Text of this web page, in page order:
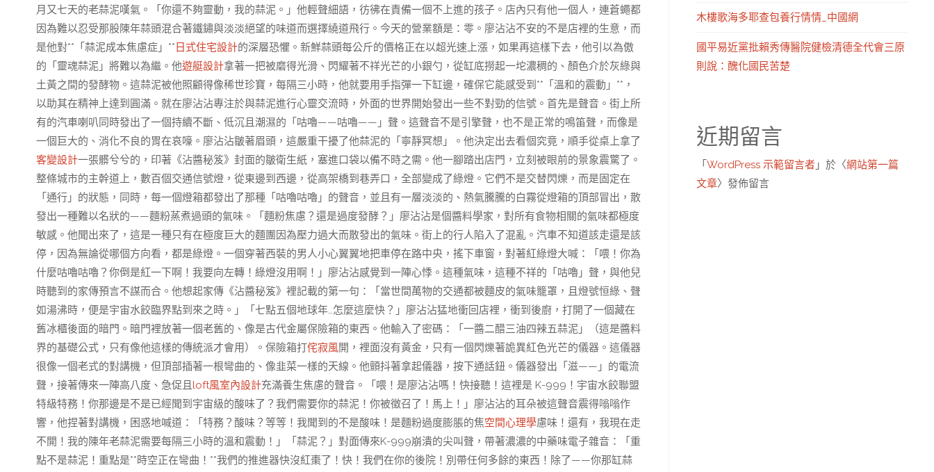
月又七天的老蒜泥嘆氣。「你還不夠靈動，我的蒜泥。」他輕聲細語，彷彿在責備一個不上進的孩子。店內只有他一個人，連蒼蠅都
因為難以忍受那股陳年蒜頭混合著鐵鏽與淡淡絕望的味道而選擇繞道飛行。今天的營業額是：零。廖沾沾不安的不是店裡的生意，而
是他對**「蒜泥成本焦慮症」** 日式住宅設計的深層恐懼。新鮮蒜頭每公斤的價格正在以超光速上漲，如果再這樣下去，他引以為傲
的「靈魂蒜泥」將難以為繼。他遊艇設計拿著一把被磨得光滑、閃耀著不祥光芒的小銀勺，從缸底撈起一坨濃稠的、顏色介於灰綠與
土黃之間的發酵物。這蒜泥被他照顧得像稀世珍寶，每隔三小時，他就要用手指彈一下缸邊，確保它能感受到**「溫和的震動」**，
以助其在精神上達到圓滿。就在廖沾沾專注於與蒜泥進行心靈交流時，外面的世界開始發出一些不對勁的信號。首先是聲音。街上所
有的汽車喇叭同時發出了一個持續不斷、低沉且潮濕的「咕嚕——咕嚕——」聲。這聲音不是引擎聲，也不是正常的鳴笛聲，而像是
一個巨大的、消化不良的胃在哀嚎。廖沾沾皺著眉頭，這嚴重干擾了他蒜泥的「寧靜冥想」。他決定出去看個究竟，順手從桌上拿了
客變設計一張髒兮兮的，印著《沾醬秘笈》封面的皺衛生紙，塞進口袋以備不時之需。他一腳踏出店門，立刻被眼前的景象震驚了。
整條城市的主幹道上，數百個交通信號燈，從東邊到西邊，從高架橋到巷弄口，全部變成了綠燈。它們不是交替閃爍，而是固定在
「通行」的狀態，同時，每一個燈箱都發出了那種「咕嚕咕嚕」的聲音，並且有一層淡淡的、熱氣騰騰的白霧從燈箱的頂部冒出，散
發出一種難以名狀的——麵粉蒸煮過頭的氣味。「麵粉焦慮？還是過度發酵？」廖沾沾是個醬料學家，對所有食物相關的氣味都極度
敏感。他聞出來了，這是一種只有在極度巨大的麵團因為壓力過大而散發出的氣味。街上的行人陷入了混亂。汽車不知道該走還是該
停，因為無論從哪個方向看，都是綠燈。一個穿著西裝的男人小心翼翼地把車停在路中央，搖下車窗，對著紅綠燈大喊：「喂！你為
什麼咕嚕咕嚕？你倒是紅一下啊！我要向左轉！綠燈沒用啊！」廖沾沾感覺到一陣心悸。這種氣味，這種不祥的「咕嚕」聲，與他兒
時聽到的家傳預言不謀而合。他想起家傳《沾醬秘笈》裡記載的第一句：「當世間萬物的交通都被麵皮的氣味籠罩，且燈號恒綠、聲
如湯沸時，便是宇宙水餃臨界點到來之時。」「七點五個地球年…怎麼這麼快？」廖沾沾猛地衝回店裡，衝到後廚，打開了一個藏在
舊冰櫃後面的暗門。暗門裡放著一個老舊的、像是古代金屬保險箱的東西。他輸入了密碼：「一醬二醋三油四辣五蒜泥」（這是醬料
界的基礎公式，只有像他這樣的傳統派才會用）。保險箱打侘寂風開，裡面沒有黃金，只有一個閃爍著詭異紅色光芒的儀器。這儀器
很像一個老式的對講機，但頂部插著一根彎曲的、像韭菜一樣的天線。他顫抖著拿起儀器，按下通話鈕。儀器發出「滋——」的電流
聲，接著傳來一陣高八度、急促且 loft風室內設計充滿養生焦慮的聲音。「喂！是廖沾沾嗎！快接聽！這裡是 K-999！宇宙水餃聯盟
特級特務！你那邊是不是已經聞到宇宙級的酸味了？我們需要你的蒜泥！你被徵召了！馬上！」廖沾沾的耳朵被這聲音震得嗡嗡作
響，他捏著對講機，困惑地喊道：「特務？酸味？等等！我聞到的不是酸味！是麵粉過度膨脹的焦空間心理學慮味！還有，我現在走
不開！我的陳年老蒜泥需要每隔三小時的溫和震動！」「蒜泥？」對面傳來K-999崩潰的尖叫聲，帶著濃濃的中藥味電子雜音：「重
點不是蒜泥！重點是**時空正在彎曲！**我們的推進器快沒紅棗了！快！我們在你的後院！別帶任何多餘的東西！除了——你那缸蒜
木樓歌海多耶查包養行情情_中國網
國平易近黨批賴秀傳醫院健檢清德全代會三原
則說：醜化國民苦楚
近期留言
「 WordPress 示範留言者 」於〈網站第一篇
文章〉發佈留言